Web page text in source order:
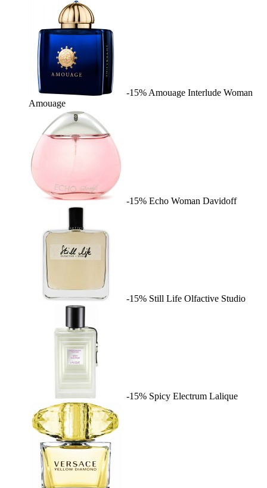
-15% Amouage Interlude Woman
Amouage
-15% Echo Woman Davidoff
-15% Still Life Olfactive Studio
-15% Spicy Electrum Lalique